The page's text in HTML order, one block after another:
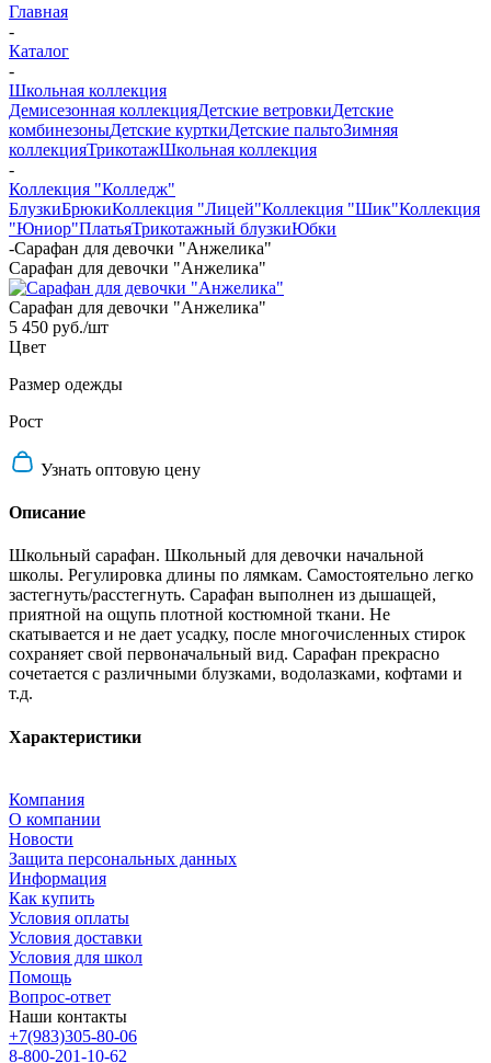
Главная
-
Каталог
-
Школьная коллекция
Демисезонная коллекцияДетские ветровкиДетские
комбинезоныДетские курткиДетские пальтоЗимняя
коллекцияТрикотажШкольная коллекция
-
Коллекция "Колледж"
БлузкиБрюкиКоллекция "Лицей"Коллекция "Шик"Коллекция
"Юниор"ПлатьяТрикотажный блузкиЮбки
-Сарафан для девочки "Анжелика"
Сарафан для девочки "Анжелика"
Сарафан для девочки "Анжелика"
5 450 руб./шт
Цвет
Размер одежды
Рост
Узнать оптовую цену
Описание
Школьный сарафан. Школьный для девочки начальной
школы. Регулировка длины по лямкам. Самостоятельно легко
застегнуть/расстегнуть. Сарафан выполнен из дышащей,
приятной на ощупь плотной костюмной ткани. Не
скатывается и не дает усадку, после многочисленных стирок
сохраняет свой первоначальный вид. Сарафан прекрасно
сочетается с различными блузками, водолазками, кофтами и
т.д.
Характеристики
Компания
О компании
Новости
Защита персональных данных
Информация
Как купить
Условия оплаты
Условия доставки
Условия для школ
Помощь
Вопрос-ответ
Наши контакты
+7(983)305-80-06
8-800-201-10-62